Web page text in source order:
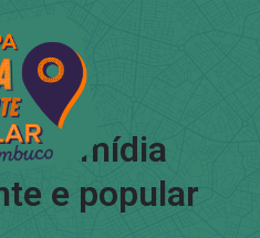
da mídia
e popular